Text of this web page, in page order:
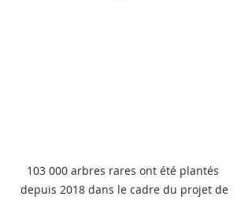
103 000 arbres rares ont été plantés
depuis 2018 dans le cadre du projet de